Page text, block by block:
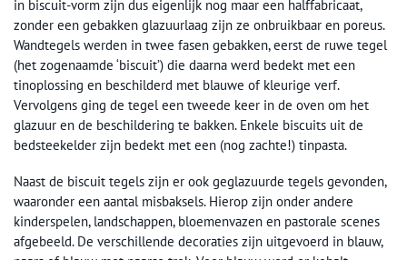
in biscuit-vorm zijn dus eigenlijk nog maar een halffabricaat,
zonder een gebakken glazuurlaag zijn ze onbruikbaar en poreus.
Wandtegels werden in twee fasen gebakken, eerst de ruwe tegel
(het zogenaamde ‘biscuit’) die daarna werd bedekt met een
tinoplossing en beschilderd met blauwe of kleurige verf.
Vervolgens ging de tegel een tweede keer in de oven om het
glazuur en de beschildering te bakken. Enkele biscuits uit de
bedsteekelder zijn bedekt met een (nog zachte!) tinpasta.
Naast de biscuit tegels zijn er ook geglazuurde tegels gevonden,
waaronder een aantal misbaksels. Hierop zijn onder andere
kinderspelen, landschappen, bloemenvazen en pastorale scenes
afgebeeld. De verschillende decoraties zijn uitgevoerd in blauw,